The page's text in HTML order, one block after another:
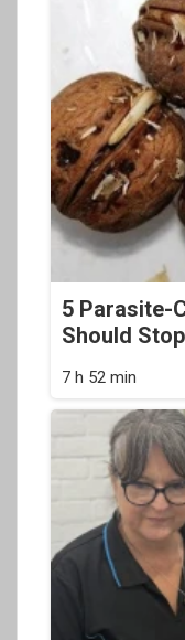
5 Parasite-
Should
7 h 52 min